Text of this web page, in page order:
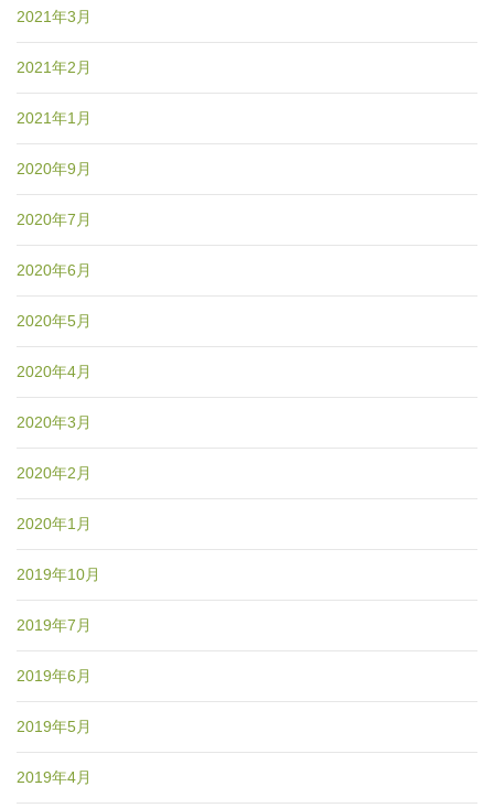
2021年3月
2021年2月
2021年1月
2020年9月
2020年7月
2020年6月
2020年5月
2020年4月
2020年3月
2020年2月
2020年1月
2019年10月
2019年7月
2019年6月
2019年5月
2019年4月